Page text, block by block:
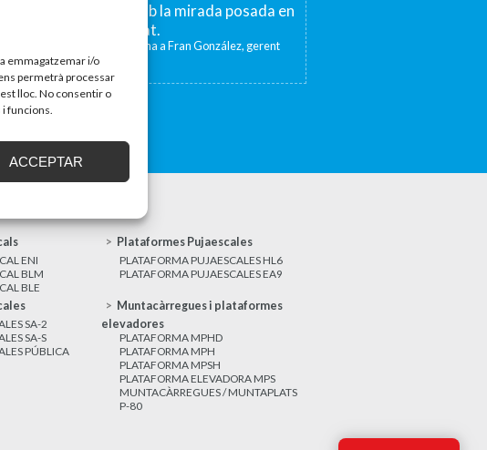
emmagatzemar i/o
permetrà processar
lloc. No consentir o
funcions.
ACCEPTAR
celebra 75 anys amb la mirada posada en
innovació i la proximitat.
l’entrevista de TV Girona a Fran González, gerent
Aquest passat 17 de...
ENI
BLM
BLE
Plataformes Pujaescales
PLATAFORMA PUJAESCALES HL6
PLATAFORMA PUJAESCALES EA9
SA-2
SA-S
PÚBLICA
Muntacàrregues i plataformes
elevadores
PLATAFORMA MPHD
PLATAFORMA MPH
PLATAFORMA MPSH
PLATAFORMA ELEVADORA MPS
MUNTACÀRREGUES / MUNTAPLATS
P-80